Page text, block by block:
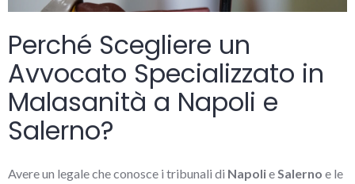
Perché Scegliere un
Avvocato Specializzato in
Malasanità a Napoli e
Salerno?
Avere un legale che conosce i tribunali di NapolieSalerno e le